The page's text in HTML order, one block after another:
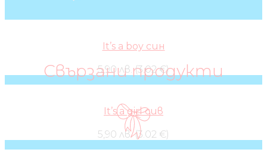
Свързани продукти
It’s a boy син
5,90 лв. (3.02 €)
It’s a girl сив
5,90 лв. (3.02 €)